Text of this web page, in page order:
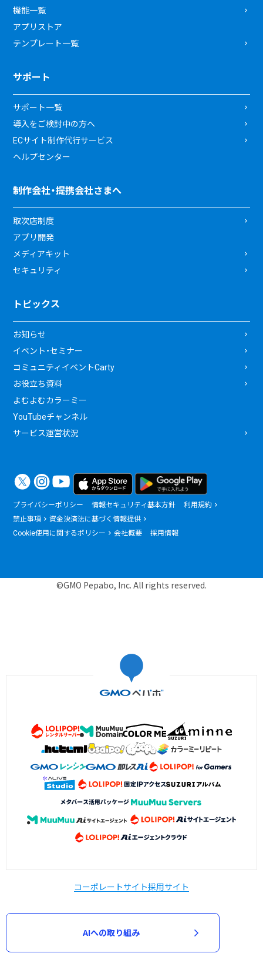
機能一覧
アプリストア
テンプレート一覧
サポート
サポート一覧
導入をご検討中の方へ
ECサイト制作代行サービス
ヘルプセンター
制作会社・提携会社さまへ
取次店制度
アプリ開発
メディアキット
セキュリティ
トピックス
お知らせ
イベント・セミナー
コミュニティイベントCarty
お役立ち資料
よむよむカラーミー
YouTubeチャンネル
サービス運営状況
プライバシーポリシー 情報セキュリティ基本方針
利用規約
禁止事項
資金決済法に基づく情報提供
Cookie使用に関するポリシー
会社概要 採用情報
©GMO Pepabo, Inc. All rights reserved.
コーポレートサイト採用サイト
AIへの取り組み